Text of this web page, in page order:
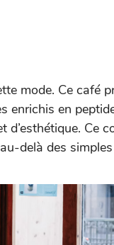
mode. Ce café
enrichis en
Ce
delà des simples